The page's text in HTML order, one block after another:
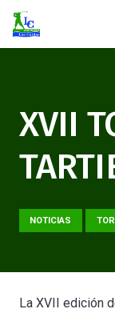
XVII
NOTICIAS
La XVII edición